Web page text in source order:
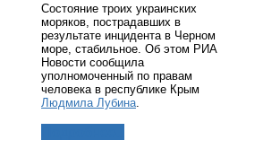
Состояние троих украинских
моряков, пострадавших в
результате инцидента в Черном
море, стабильное. Об этом РИА
Новости сообщила
уполномоченный по правам
человека в республике Крым
Людмила Лубина